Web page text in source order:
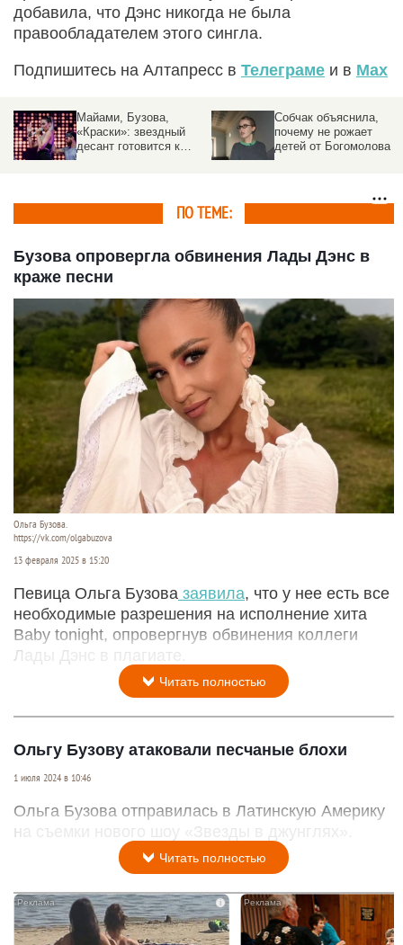
добавила, что Дэнс никогда не была
правообладателем этого сингла.
Подпишитесь на Алтапресс в Телеграме и в Max
Майами, Бузова,
«Краски»: звездный
десант готовится к
Собчак объяснила,
почему не рожает
детей от Богомолова
ПО ТЕМЕ:
Бузова опровергла обвинения Лады Дэнс в
краже песни
Ольга Бузова.
https://vk.com/olgabuzova
13 февраля 2025 в 15:20
Певица Ольга Бузова заявила, что у нее есть все
необходимые разрешения на исполнение хита
Baby tonight, опровергнув обвинения коллеги
Лады Дэнс в плагиате.
Читать полностью
Ольгу Бузову атаковали песчаные блохи
1 июля 2024 в 10:46
Ольга Бузова отправилась в Латинскую Америку
на съемки нового шоу «Звезды в джунглях».
Читать полностью
i